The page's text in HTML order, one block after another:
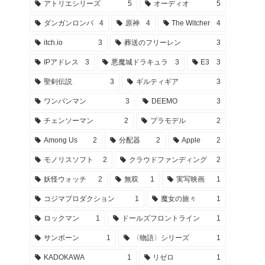
アトリエシリーズ 5 オーディオ 5
ダンガンロンパ 4 原神 4 The Witcher 4
itch.io 3 葬送のフリーレン 3
IPアドレス 3 悪魔城ドラキュラ 3 E3 3
聖剣伝説 3 ギルティギア 3
ワンパンマン 3 DEEMO 3
チェンソーマン 2 プラモデル 2
Among Us 2 分配器 2 Apple 2
モノリスソフト 2 クラウドファンディング 2
妖怪ウォッチ 2 無双 1 実写映画 1
コジマプロダクション 1 魔女の旅々 1
ロックマン 1 ドールズフロントライン 1
サンボーン 1 〈物語〉シリーズ 1
KADOKAWA 1 リゼロ 1